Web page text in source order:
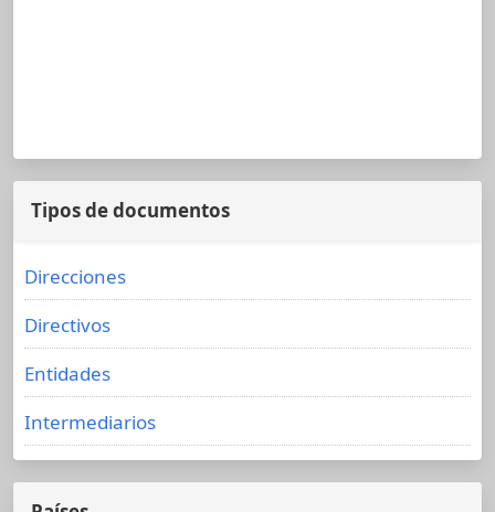
Tipos de documentos
Direcciones
Directivos
Entidades
Intermediarios